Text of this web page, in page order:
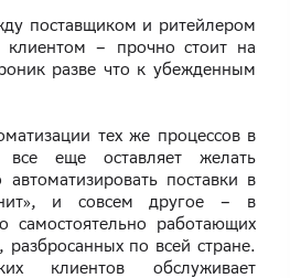
поставщиком и ритейлером
– прочно стоит на
разве что к убежденным
тех же процессов в
все еще оставляет желать
поставки в
и совсем другое – в
самостоятельно работающих
разбросанных по всей стране.
клиентов обслуживает